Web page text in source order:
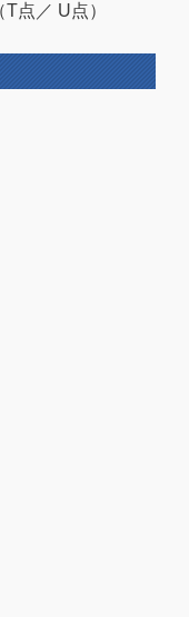
点／ U点）